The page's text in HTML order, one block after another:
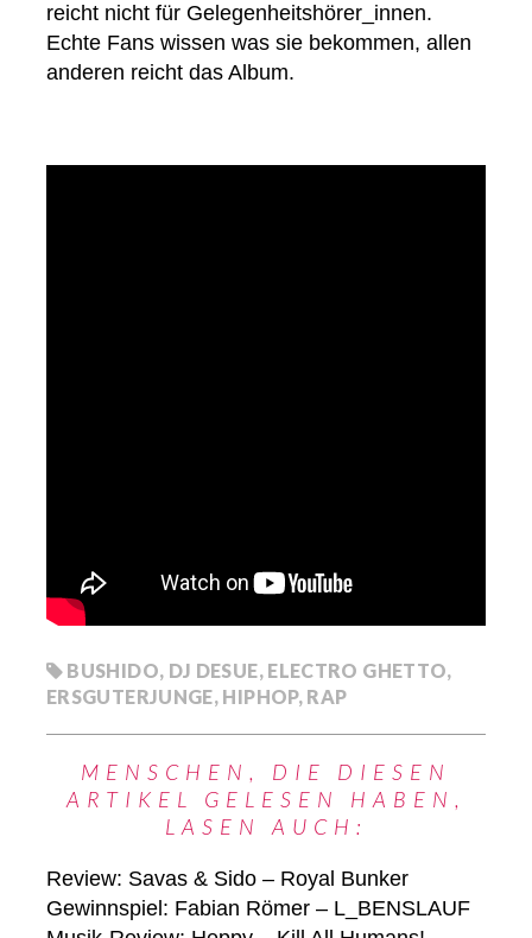
reicht nicht für Gelegenheitshörer_innen.
Echte Fans wissen was sie bekommen, allen
anderen reicht das Album.
BUSHIDO, DJ DESUE, ELECTRO GHETTO,
ERSGUTERJUNGE, HIPHOP, RAP
MENSCHEN, DIE DIESEN
ARTIKEL GELESEN HABEN,
LASEN AUCH:
Review: Savas & Sido – Royal Bunker
Gewinnspiel: Fabian Römer – L_BENSLAUF